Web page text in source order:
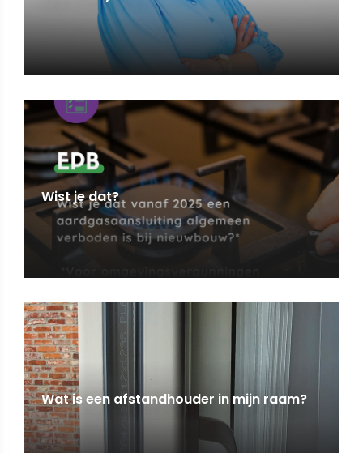
Wist je dat?
Wat is een afstandhouder in mijn raam?